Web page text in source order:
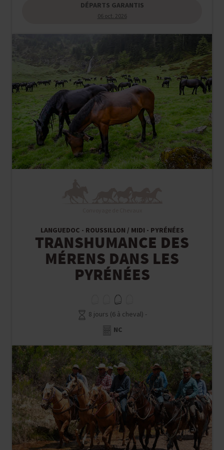
DÉPARTS GARANTIS
06 oct. 2026
LANGUEDOC - ROUSSILLON / MIDI - PYRÉNÉES
TRANSHUMANCE DES
MÉRENS DANS LES
PYRÉNÉES
8 jours (6 à cheval) -
NC